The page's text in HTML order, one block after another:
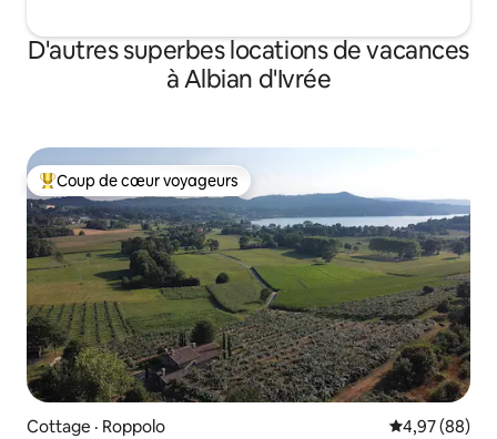
D'autres superbes locations de vacances
à Albian d'Ivrée
Coup de cœur voyageurs parmi les plus aimés
Coup de cœur voyageurs
Cottage · Roppolo Note
4,97 (88)